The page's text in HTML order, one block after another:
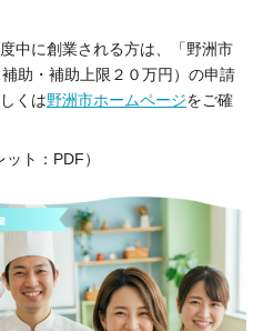
中に創業される方は、「野洲市
助・補助上限２０万円）の申請
くは野洲市ホームページをご確
ット：PDF）